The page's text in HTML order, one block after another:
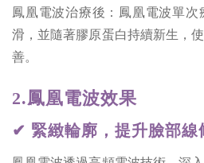
鳳凰電波治療後：鳳凰電波單
滑，並隨著膠原蛋白持續新生，
善。
2.鳳凰電波效果
✔ 緊緻輪廓，提升臉部線